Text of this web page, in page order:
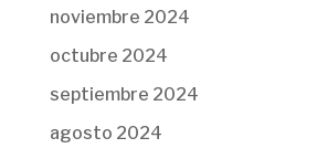
noviembre 2024
octubre 2024
septiembre 2024
agosto 2024